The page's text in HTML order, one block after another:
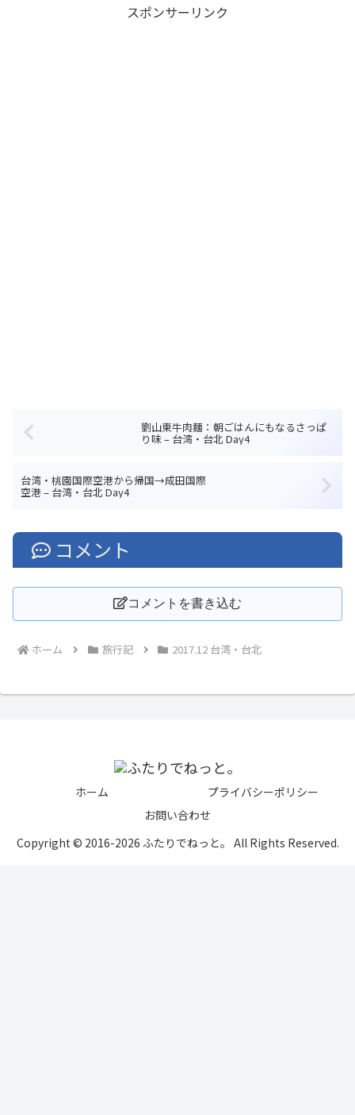
で約45分、さらにフェリーで10
で約45分、さらにフェリーで10
分ほどのホ...
スポンサーリンク
劉山東牛肉麺：朝ごはんにもなるさっぱ
り味 – 台湾・台北 Day4
台湾・桃園国際空港から帰国→成田国際
空港 – 台湾・台北 Day4
コメント
コメントを書き込む
ホーム 旅行記 2017.12 台湾・台北
ホーム
プライバシーポリシー
お問い合わせ
Copyright © 2016-2026 ふたりでねっと。 All Rights Reserved.